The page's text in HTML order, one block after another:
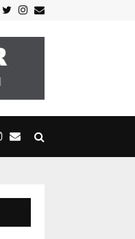
Facebook
TwitterInstagram
Email